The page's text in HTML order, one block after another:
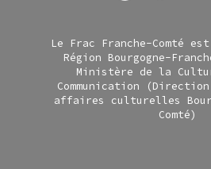
Le Frac Franche-Comté
Région Bourgogne-
Ministère de la
Communication
affaires culturelles
Comté)